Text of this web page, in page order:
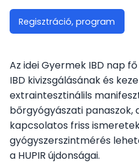
Regisztráció, program
Az idei Gyermek IBD nap
IBD kivizsgálásának és
extraintesztinálils
bőrgyógyászati panaszok,
kapcsolatos friss
gyógyszerszintmérés
a HUPIR újdonságai.